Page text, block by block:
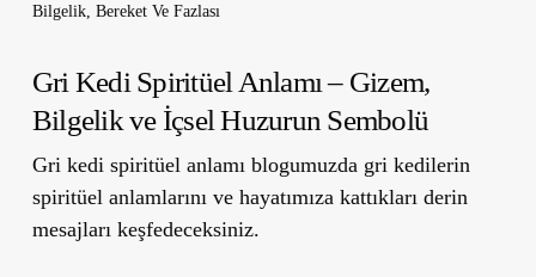
Bilgelik, Bereket Ve Fazlası
Gri Kedi Spiritüel Anlamı – Gizem,
Bilgelik ve İçsel Huzurun Sembolü
Gri kedi spiritüel anlamı blogumuzda gri kedilerin
spiritüel anlamlarını ve hayatımıza kattıkları derin
mesajları keşfedeceksiniz.